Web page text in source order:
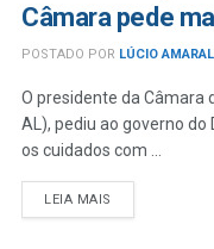
Câmara pede
POSTADO POR LÚCIO AMARAL
O presidente da Câmara
AL), pediu ao governo do
os cuidados com ...
LEIA MAIS